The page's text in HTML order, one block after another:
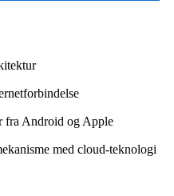
fra Android og Apple
med cloud-teknologi